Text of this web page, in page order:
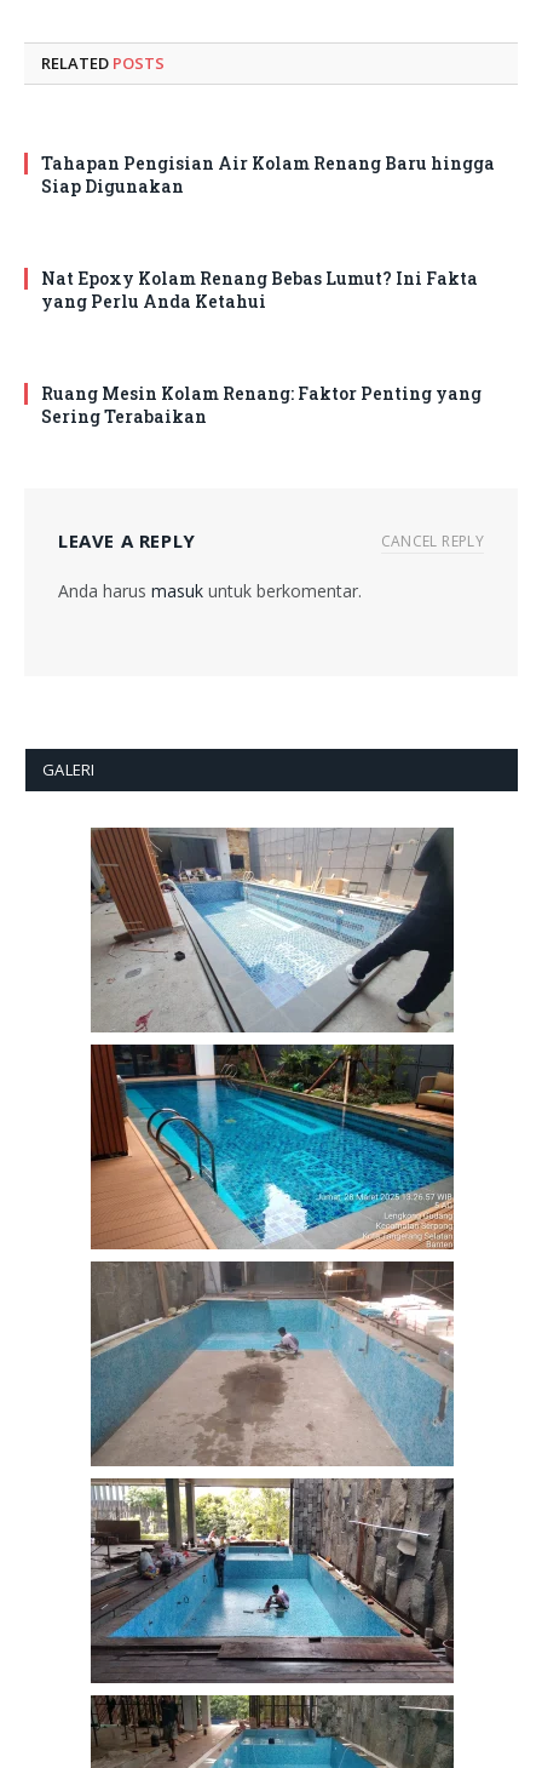
RELATED POSTS
Tahapan Pengisian Air Kolam Renang Baru hingga
Siap Digunakan
Nat Epoxy Kolam Renang Bebas Lumut? Ini Fakta
yang Perlu Anda Ketahui
Ruang Mesin Kolam Renang: Faktor Penting yang
Sering Terabaikan
LEAVE A REPLY CANCEL REPLY
Anda harus masuk untuk berkomentar.
GALERI